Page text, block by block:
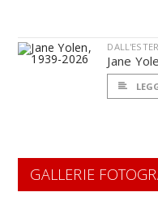
Jane
GALLERIE